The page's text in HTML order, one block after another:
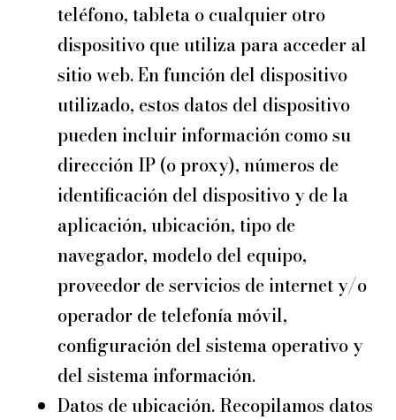
teléfono, tableta o cualquier otro
dispositivo que utiliza para acceder al
sitio web. En función del dispositivo
utilizado, estos datos del dispositivo
pueden incluir información como su
dirección IP (o proxy), números de
identificación del dispositivo y de la
aplicación, ubicación, tipo de
navegador, modelo del equipo,
proveedor de servicios de internet y/o
operador de telefonía móvil,
configuración del sistema operativo y
del sistema información.
Datos de ubicación. Recopilamos datos